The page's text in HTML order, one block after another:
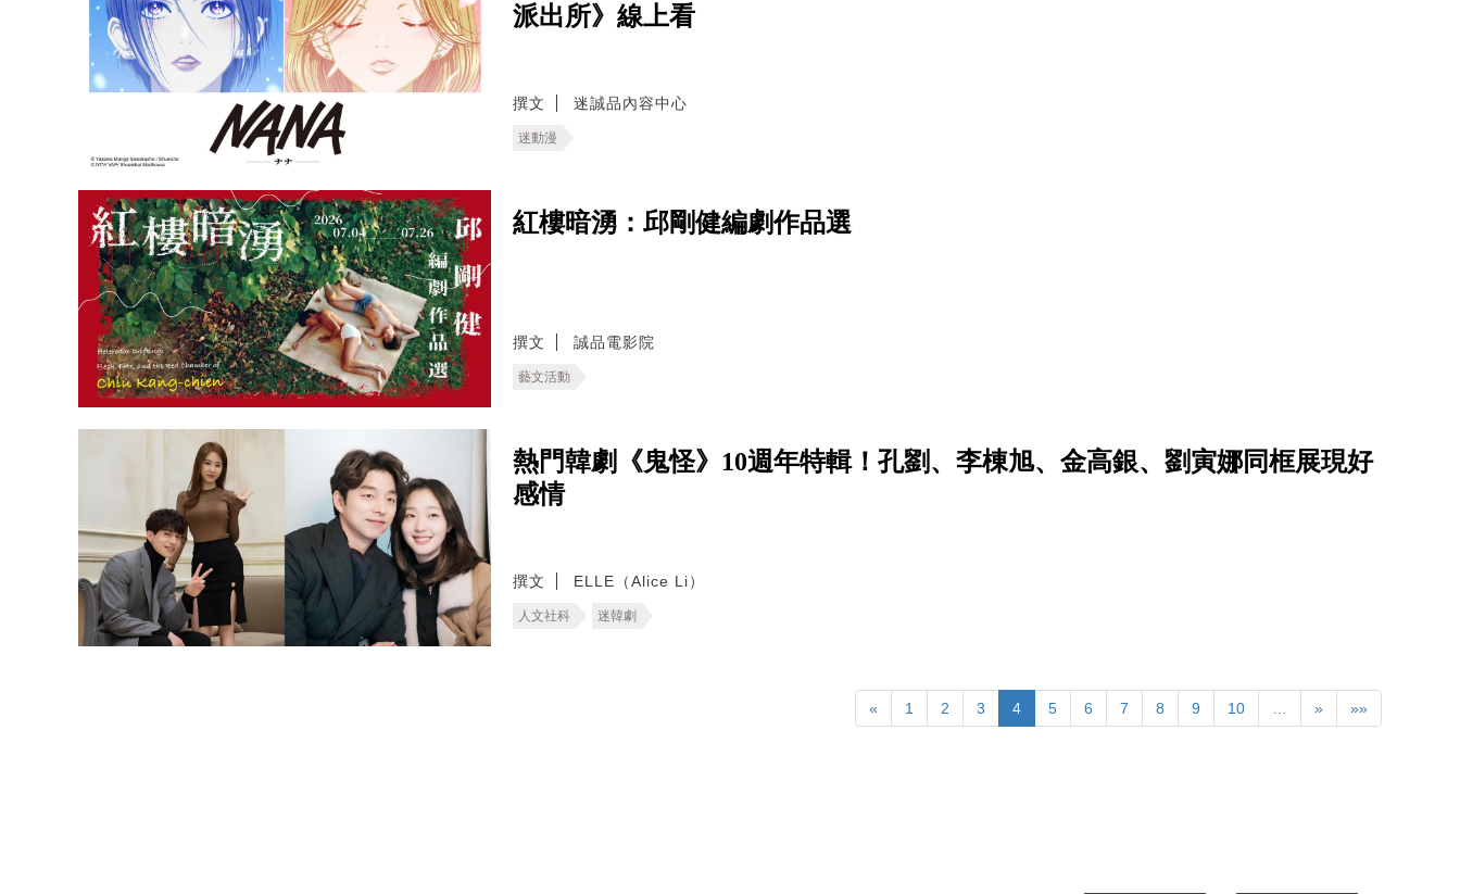
派出所》線上看
撰文 迷誠品內容中心
迷動漫
紅樓暗湧：邱剛健編劇作品選
撰文 誠品電影院
藝文活動
熱門韓劇《鬼怪》10週年特輯！孔劉、李棟旭、金高銀、劉寅娜同框展現好
感情
撰文 ELLE（Alice Li）
人文社科 迷韓劇
« 1 2 3 4 5 6 7 8 9 10 … » »»